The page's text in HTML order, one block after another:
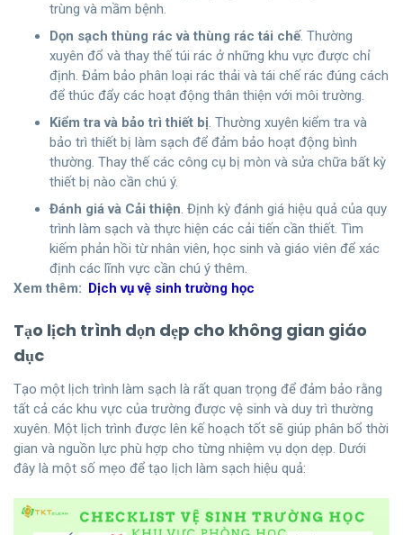
trùng và mầm bệnh.
Dọn sạch thùng rác và thùng rác tái chế. Thường
xuyên đổ và thay thế túi rác ở những khu vực được chỉ
định. Đảm bảo phân loại rác thải và tái chế rác đúng cách
để thúc đẩy các hoạt động thân thiện với môi trường.
Kiểm tra và bảo trì thiết bị. Thường xuyên kiểm tra và
bảo trì thiết bị làm sạch để đảm bảo hoạt động bình
thường. Thay thế các công cụ bị mòn và sửa chữa bất kỳ
thiết bị nào cần chú ý.
Đánh giá và Cải thiện. Định kỳ đánh giá hiệu quả của quy
trình làm sạch và thực hiện các cải tiến cần thiết. Tìm
kiếm phản hồi từ nhân viên, học sinh và giáo viên để xác
định các lĩnh vực cần chú ý thêm.
Xem thêm: Dịch vụ vệ sinh trường học
Tạo lịch trình dọn dẹp cho không gian giáo
dục
Tạo một lịch trình làm sạch là rất quan trọng để đảm bảo rằng
tất cả các khu vực của trường được vệ sinh và duy trì thường
xuyên. Một lịch trình được lên kế hoạch tốt sẽ giúp phân bổ thời
gian và nguồn lực phù hợp cho từng nhiệm vụ dọn dẹp. Dưới
đây là một số mẹo để tạo lịch làm sạch hiệu quả: